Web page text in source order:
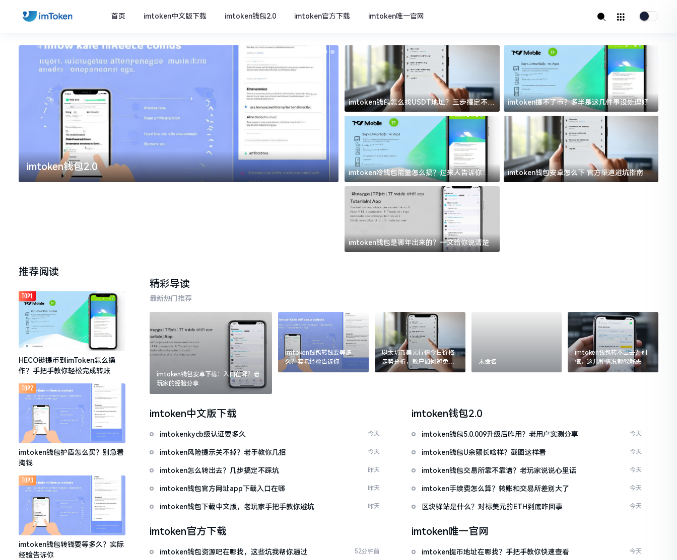
首页 imtoken中文版下载 imtoken钱包2.0 imtoken官方下载 imtoken唯一官网
imtoken官方下载 imtoken唯一官网
imtoken钱包怎么找USDT地址？三步搞定不踩
坑
imtoken提不了币？多半是这几件事没处理好
imtoken冷钱包能量怎么搞？过来人告诉你门
道
imtoken钱包安卓怎么下 官方渠道避坑指南
imtoken钱包是哪年出来的？一文给你说清楚
推荐阅读
HECO链提币到imToken怎么操
作？手把手教你轻松完成转账
TOP1
imtoken钱包护盾怎么买？别急着
掏钱
TOP2
imtoken钱包转钱要等多久？实际
经验告诉你
TOP3
精彩导读
最新热门推荐
imtoken钱包安卓下载：入口在哪？老
玩家的经验分享
imtoken钱包转钱要等多
久？实际经验告诉你
以太坊币美元行情今日价格
走势分析，散户如何避免追
涨杀跌被套牢
未命名
imtoken钱包转不出去？别
慌，这几种情况都能解决
imtoken中文版下载
imtokenkycb级认证要多久 今天
imtoken风险提示关不掉？老手教你几招 今天
imtoken怎么转出去？几步搞定不踩坑 昨天
imtoken钱包官方网址app下载入口在哪 昨天
imtoken钱包下载中文版，老玩家手把手教你避坑 昨天
imtoken钱包2.0
imtoken钱包5.0.009升级后咋用？老用户实测分享 今天
imtoken钱包U余额长啥样？截图这样看 今天
imtoken钱包交易所靠不靠谱？老玩家说说心里话 今天
imtoken手续费怎么算？转账和交易所差别大了 今天
区块驿站是什么？对标美元的ETH到底咋回事 今天
imtoken官方下载
imtoken钱包资源吧在哪找，这些坑我帮你趟过 52分钟前
imtoken唯一官网
imtoken提币地址在哪找？手把手教你快速查看 今天